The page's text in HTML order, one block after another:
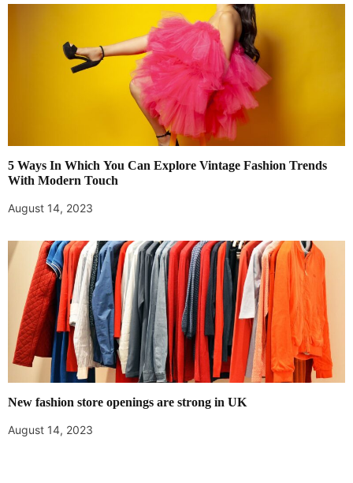
5 Ways In Which You Can Explore Vintage Fashion Trends
With Modern Touch
August 14, 2023
New fashion store openings are strong in UK
August 14, 2023